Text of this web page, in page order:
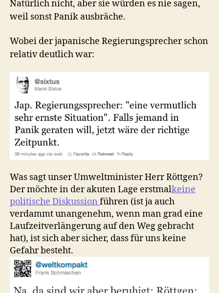
Natürlich nicht, aber sie würden es nie sagen,
weil sonst Panik ausbräche.
Wobei der japanische Regierungsprecher schon
relativ deutlich war:
Was sagt unser Umweltminister Herr Röttgen?
Der möchte in der akuten Lage erstmalkeine
politische Diskussion führen (ist ja auch
verdammt unangenehm, wenn man grad eine
Laufzeitverlängerung auf den Weg gebracht
hat), ist sich aber sicher, dass für uns keine
Gefahr besteht.